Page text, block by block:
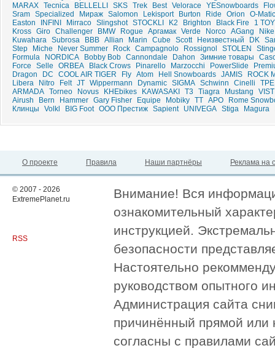
MARAX Tecnica BELLELLI SKS Trek Best Velorace YESnowboards
Sram Specialized Мираж Salomon Lekisport Burton Ride Orion
O-Matic
Easton
INFINI Mirraco Slingshot STOCKLI K2 Brighton Black Fire
1 TOY
Kross Giro Challenger BMW Rogue Аргамак Verde Norco AGang
Nike
Kuwahara Subrosa BBB Allian Marin Cube Scott Неизвестный DK
Step
Miche Never Summer Rock Campagnolo Rossignol STOLEN
Formula
NORDICA Bobby Bob Cannondale Dahon Зимние товары
Force
Selle ORBEA Black Crows Pinarello Marzocchi PowerSlide
Dragon
DC COOL AIR TIGER Fly Atom Hell Snowboards JAMIS
ROCK
Libera
Nitro Felt JT Wippermann Dynamic SIGMA Schwinn Cinelli
ARMADA Torneo Novus KHEbikes KAWASAKI T3 Tiagra Mustang
VIST
Airush
Bern Hammer Gary Fisher Equipe Mobiky ТТ APO
Rome
Клинцы
Volkl BIG Foot ООО Престиж Sapient UNIVEGA Stiga Magura
О проекте Правила Наши партнёры Реклама на
© 2007 - 2026
ExtremePlanet.ru
RSS
Внимание! Вся
ознакомительный
инструкцией.
безопасности
Настоятельно
руководством опытного
Администрация сайта
причинённый прямой или
согласны с правилами